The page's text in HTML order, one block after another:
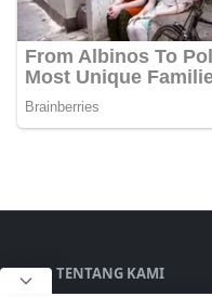
TENTANG KAMI